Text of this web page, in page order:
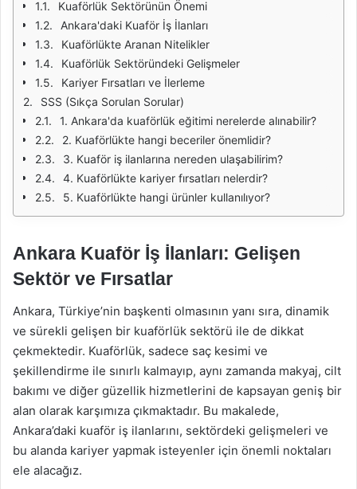
Kuaförlük Sektörünün Önemi
Ankara'daki Kuaför İş İlanları
Kuaförlükte Aranan Nitelikler
Kuaförlük Sektöründeki Gelişmeler
Kariyer Fırsatları ve İlerleme
SSS (Sıkça Sorulan Sorular)
1. Ankara'da kuaförlük eğitimi nerelerde alınabilir?
2. Kuaförlükte hangi beceriler önemlidir?
3. Kuaför iş ilanlarına nereden ulaşabilirim?
4. Kuaförlükte kariyer fırsatları nelerdir?
5. Kuaförlükte hangi ürünler kullanılıyor?
Ankara Kuaför İş İlanları: Gelişen
Sektör ve Fırsatlar
Ankara, Türkiye’nin başkenti olmasının yanı sıra, dinamik
ve sürekli gelişen bir kuaförlük sektörü ile de dikkat
çekmektedir. Kuaförlük, sadece saç kesimi ve
şekillendirme ile sınırlı kalmayıp, aynı zamanda makyaj, cilt
bakımı ve diğer güzellik hizmetlerini de kapsayan geniş bir
alan olarak karşımıza çıkmaktadır. Bu makalede,
Ankara’daki kuaför iş ilanlarını, sektördeki gelişmeleri ve
bu alanda kariyer yapmak isteyenler için önemli noktaları
ele alacağız.